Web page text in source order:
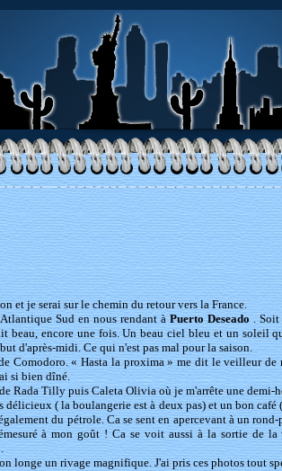
et je serai sur le chemin du retour vers la France.
Sud en nous rendant àPuerto Deseado . Soit
beau, encore une fois. Un beau ciel bleu et un soleil
d'après-midi. Ce qui n'est pas mal pour la saison.
Comodoro. « Hasta la proxima » me dit le veilleur
si bien dîné.
Rada Tilly puis Caleta Olivia où je m'arrête une demi-
délicieux ( la boulangerie est à deux pas) et un bon café
du pétrole. Ca se sent en apercevant à un
à mon goût ! Ca se voit aussi à la sortie de
longe un rivage magnifique. J'ai pris ces photos tout